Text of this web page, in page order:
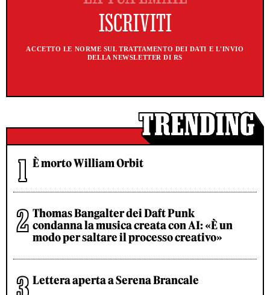
ACCETTO LE NORME SUL TRATTAMENTO DEI DATI E L'INVIO
DELLA NEWSLETTER DI RS
È morto William Orbit
Thomas Bangalter dei Daft Punk
condanna la musica creata con AI: «È un
modo per saltare il processo creativo»
Lettera aperta a Serena Brancale